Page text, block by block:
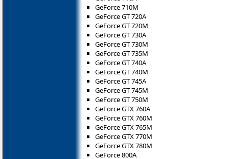
GeForce 710M
GeForce GT 720A
GeForce GT 720M
GeForce GT 730A
GeForce GT 730M
GeForce GT 735M
GeForce GT 740A
GeForce GT 740M
GeForce GT 745A
GeForce GT 745M
GeForce GT 750M
GeForce GTX 760A
GeForce GTX 760M
GeForce GTX 765M
GeForce GTX 770M
GeForce GTX 780M
GeForce 800A